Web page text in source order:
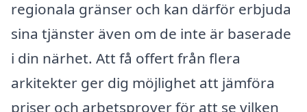
regionala gränser och kan därför erbjuda
sina tjänster även om de inte är baserade
i din närhet. Att få offert från flera
arkitekter ger dig möjlighet att jämföra
priser och arbetsprover för att se vilken